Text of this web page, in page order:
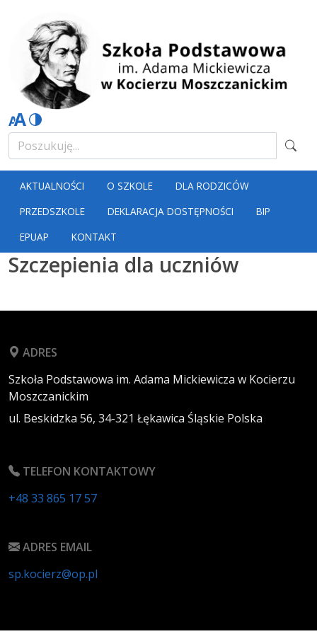
AKTUALNOŚCI O SZKOLE
DLA RODZICÓW
PRZEDSZKOLE
DEKLARACJA DOSTĘPNOŚCI
BIP
EPUAP
KONTAKT
Szczepienia dla uczniów
ADRES
Szkoła Podstawowa im. Adama Mickiewicza w Kocierzu
Moszczanickim
ul. Beskidzka 56, 34-321 Łękawica Śląskie Polska
TELEFON KONTAKTOWY
+48 33 865 17 57
ADRES EMAIL
sp.kocierz@op.pl